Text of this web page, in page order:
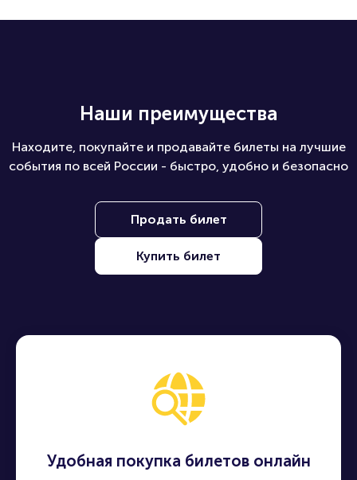
Наши преимущества
Находите, покупайте и продавайте билеты на лучшие
события по всей России - быстро, удобно и безопасно
Продать билет
Купить билет
Удобная покупка билетов онлайн